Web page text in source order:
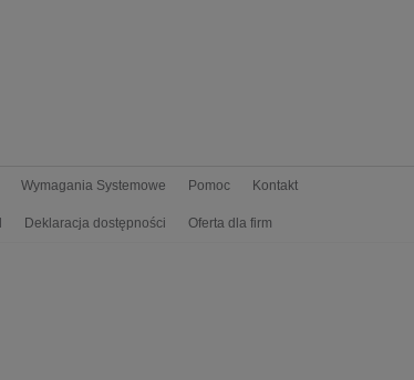
Wymagania Systemowe Pomoc Kontakt
Deklaracja dostępności Oferta dla firm